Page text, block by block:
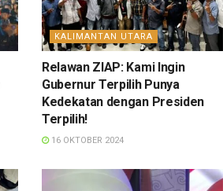
KALIMANTAN UTARA
Relawan ZIAP: Kami Ingin
Gubernur Terpilih Punya
Kedekatan dengan Presiden
Terpilih!
16 OKTOBER 2024